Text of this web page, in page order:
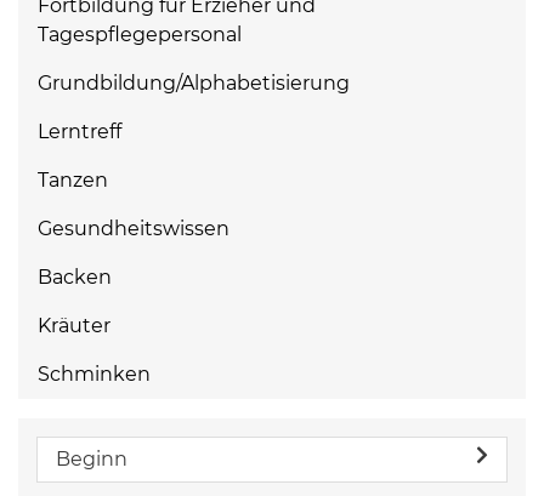
Fortbildung für Erzieher und
Tagespflegepersonal
Grundbildung/Alphabetisierung
Lerntreff
Tanzen
Gesundheitswissen
Backen
Kräuter
Schminken
Beginn